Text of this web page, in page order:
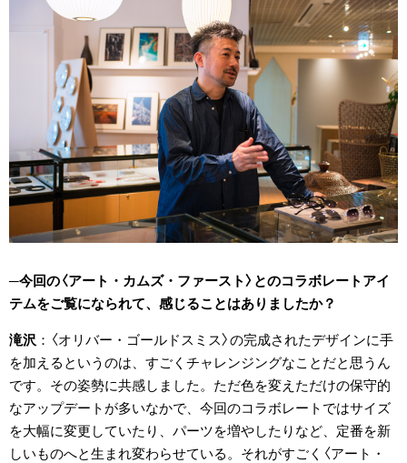
今回の〈アート・カムズ・ファースト〉とのコラボレートアイ
テムをご覧になられて、感じることはありましたか？
滝沢
〈オリバー・ゴールドスミス〉の完成されたデザインに手
を加えるというのは、すごくチャレンジングなことだと思うん
です。その姿勢に共感しました。ただ色を変えただけの保守的
なアップデートが多いなかで、今回のコラボレートではサイズ
を大幅に変更していたり、パーツを増やしたりなど、定番を新
しいものへと生まれ変わらせている。それがすごく〈アート・